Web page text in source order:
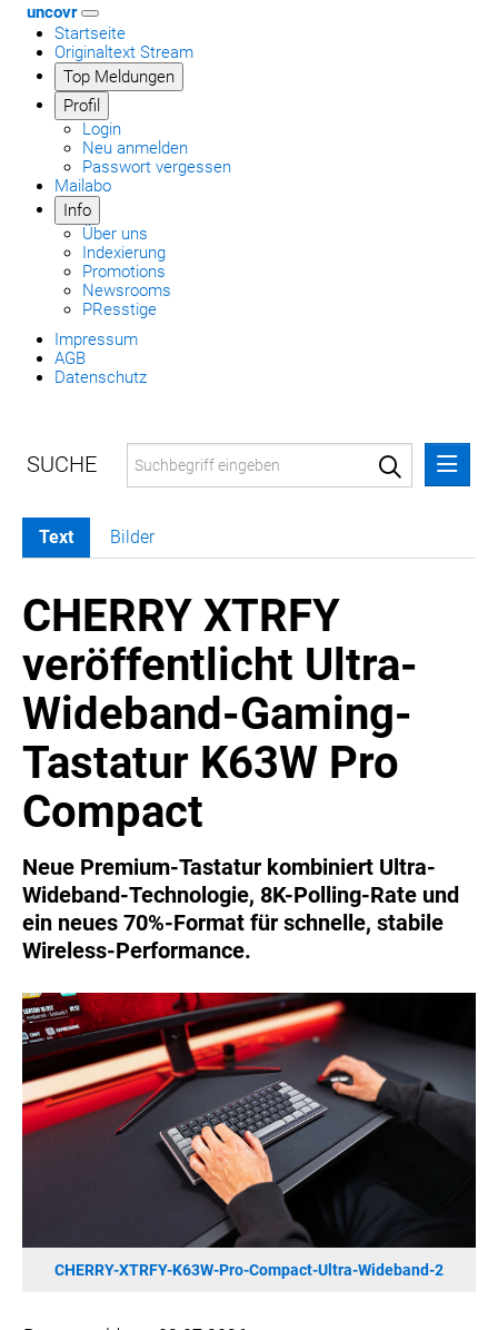
uncovr
Startseite
Originaltext Stream
Top Meldungen
Profil
Login
Neu anmelden
Passwort vergessen
Mailabo
Info
Über uns
Indexierung
Promotions
Newsrooms
PResstige
Impressum
AGB
Datenschutz
MELDUNGEN
SWORDFISH
AURA
AWOL VISION
BESTATTUNG HIMMELBLAU
CARRERA
EORA
PROF. GEORGE BIRKMAYER NADH
META COMMUNICATION
SONOS DE
SONOS AT
ZURU
MERGE GAMES
KONAMI
Text Bilder
CHERRY XTRFY
veröffentlicht Ultra-
Wideband-Gaming-
Tastatur K63W Pro
Compact
Neue Premium-Tastatur kombiniert Ultra-
Wideband-Technologie, 8K-Polling-Rate und
ein neues 70%-Format für schnelle, stabile
Wireless-Performance.
CHERRY-XTRFY-K63W-Pro-Compact-Ultra-Wideband-2